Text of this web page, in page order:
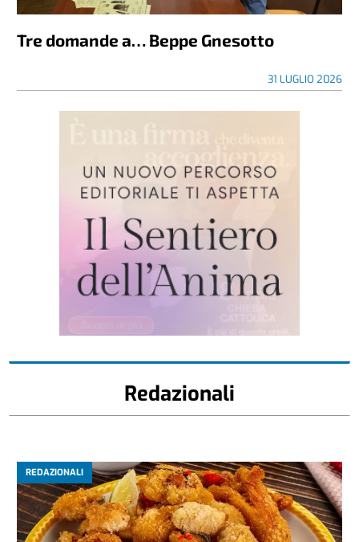
Tre domande a… Beppe Gnesotto
31 LUGLIO 2026
Redazionali
REDAZIONALI